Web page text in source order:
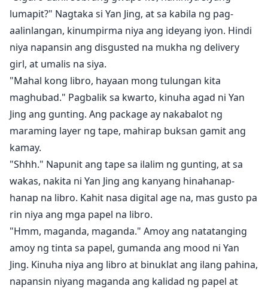
lumapit?" Nagtaka si Yan Jing, at sa kabila ng pag-
aalinlangan, kinumpirma niya ang ideyang iyon. Hindi
niya napansin ang disgusted na mukha ng delivery
girl, at umalis na siya.
"Mahal kong libro, hayaan mong tulungan kita
maghubad." Pagbalik sa kwarto, kinuha agad ni Yan
Jing ang gunting. Ang package ay nakabalot ng
maraming layer ng tape, mahirap buksan gamit ang
kamay.
"Shhh." Napunit ang tape sa ilalim ng gunting, at sa
wakas, nakita ni Yan Jing ang kanyang hinahanap-
hanap na libro. Kahit nasa digital age na, mas gusto pa
rin niya ang mga papel na libro.
"Hmm, maganda, maganda." Amoy ang natatanging
amoy ng tinta sa papel, gumanda ang mood ni Yan
Jing. Kinuha niya ang libro at binuklat ang ilang pahina,
napansin niyang maganda ang kalidad ng papel at